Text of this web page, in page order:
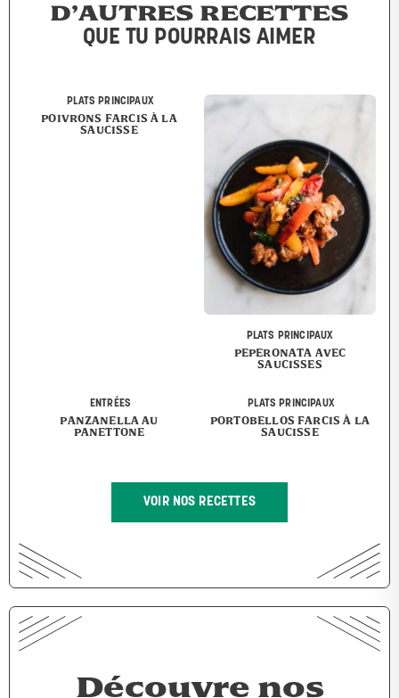
D’AUTRES RECETTES
QUE TU POURRAIS AIMER
PLATS PRINCIPAUX
POIVRONS FARCIS À LA
SAUCISSE
PLATS PRINCIPAUX
PEPERONATA AVEC
SAUCISSES
ENTRÉES
PANZANELLA AU
PANETTONE
PLATS PRINCIPAUX
PORTOBELLOS FARCIS À LA
SAUCISSE
VOIR NOS RECETTES
Découvre nos